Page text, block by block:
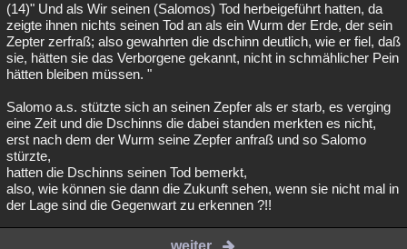
(14)" Und als Wir seinen (Salomos) Tod herbeigeführt hatten, da
zeigte ihnen nichts seinen Tod an als ein Wurm der Erde, der sein
Zepter zerfraß; also gewahrten die dschinn deutlich, wie er fiel, daß
sie, hätten sie das Verborgene gekannt, nicht in schmählicher Pein
hätten bleiben müssen. "
Salomo a.s. stützte sich an seinen Zepfer als er starb, es verging
eine Zeit und die Dschinns die dabei standen merkten es nicht,
erst nach dem der Wurm seine Zepfer anfraß und so Salomo
stürzte,
hatten die Dschinns seinen Tod bemerkt,
also, wie können sie dann die Zukunft sehen, wenn sie nicht mal in
der Lage sind die Gegenwart zu erkennen ?!!
weiter